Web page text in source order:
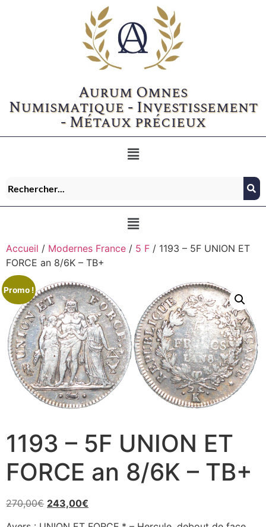
Aurum Omnes
Numismatique - Investissement
- Métaux précieux
Accueil / Modernes France / 5 F / 1193 – 5F UNION ET
FORCE an 8/6K – TB+
Promo !
1193 – 5F UNION ET
FORCE an 8/6K – TB+
270,00€ 243,00€